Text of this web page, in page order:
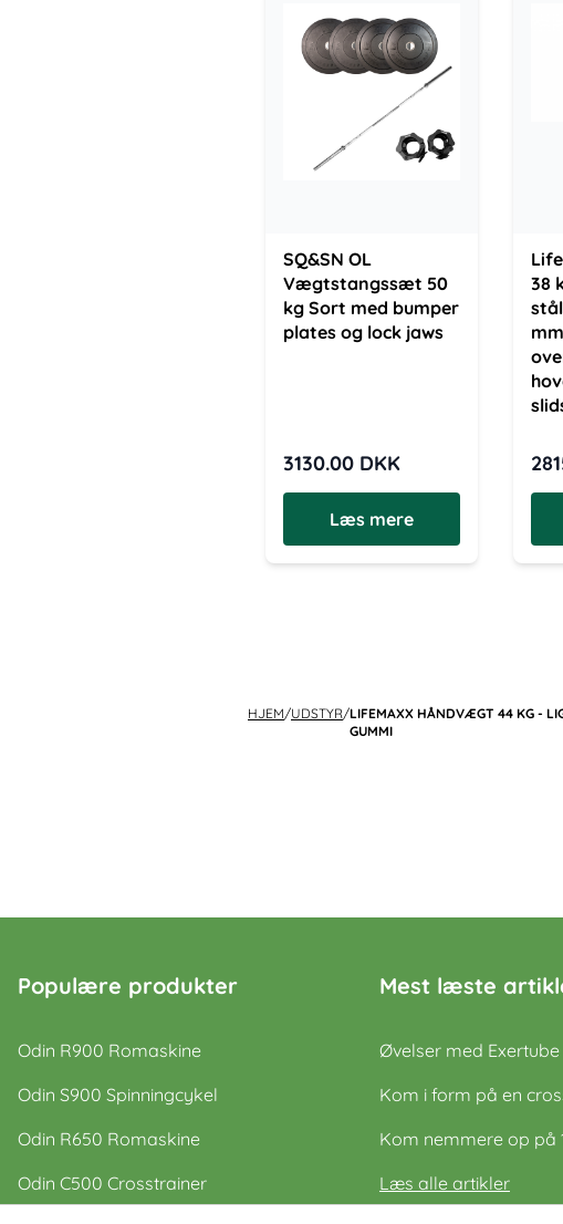
SQ&SN OL
Vægtstangssæt 50
kg Sort med bumper
plates og lock jaws
3130.00 DKK
Læs mere
38
HJEM/UDSTYR/LIFEMAXX HÅNDVÆGT 44 KG -
GUMMI
Populære produkter
Odin R900 Romaskine
Odin S900 Spinningcykel
Odin R650 Romaskine
Odin C500 Crosstrainer
Mest læste
Øvelser med Exertube
Kom i form på en
Kom nemmere op på
Læs alle artikler